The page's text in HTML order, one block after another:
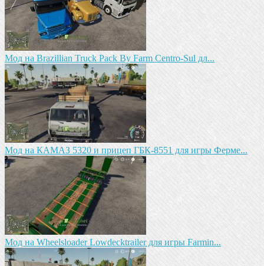
Mод на Brazillian Truck Pack By Farm Centro-Sul дл...
Мод на КАМАЗ 5320 и прицеп ГБК-8551 для игры Ферме...
Mод на Wheelsloader Lowdecktrailer для игры Farmin...